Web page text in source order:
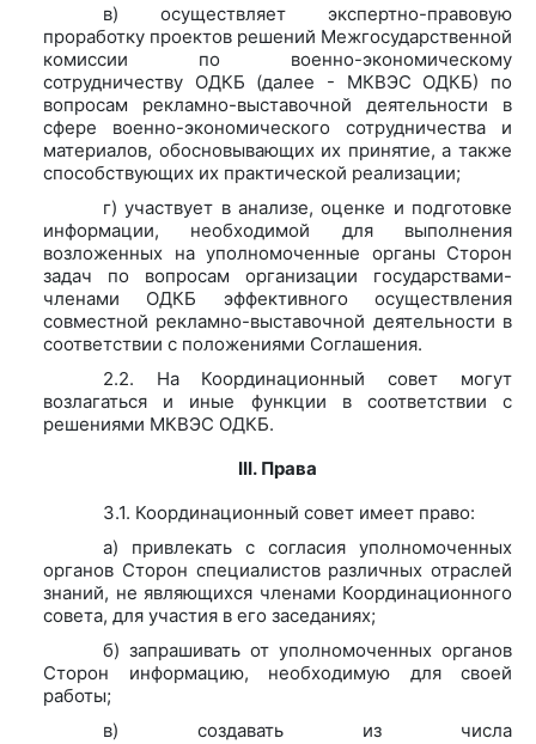
в) осуществляет экспертно-правовую
проработку проектов решений Межгосударственной
комиссии по военно-экономическому
сотрудничеству ОДКБ (далее - МКВЭС ОДКБ) по
вопросам рекламно-выставочной деятельности в
сфере военно-экономического сотрудничества и
материалов, обосновывающих их принятие, а также
способствующих их практической реализации;
г) участвует в анализе, оценке и подготовке
информации, необходимой для выполнения
возложенных на уполномоченные органы Сторон
задач по вопросам организации государствами-
членами ОДКБ эффективного осуществления
совместной рекламно-выставочной деятельности в
соответствии с положениями Соглашения.
2.2. На Координационный совет могут
возлагаться и иные функции в соответствии с
решениями МКВЭС ОДКБ.
III. Права
3.1. Координационный совет имеет право:
а) привлекать с согласия уполномоченных
органов Сторон специалистов различных отраслей
знаний, не являющихся членами Координационного
совета, для участия в его заседаниях;
б) запрашивать от уполномоченных органов
Сторон информацию, необходимую для своей
работы;
в) создавать из числа